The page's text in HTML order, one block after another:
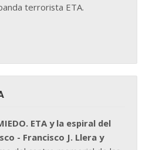
terrorista ETA.
ETA y la espiral del
- Francisco J. Llera y